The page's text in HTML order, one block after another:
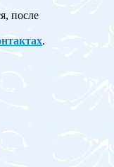
после
.